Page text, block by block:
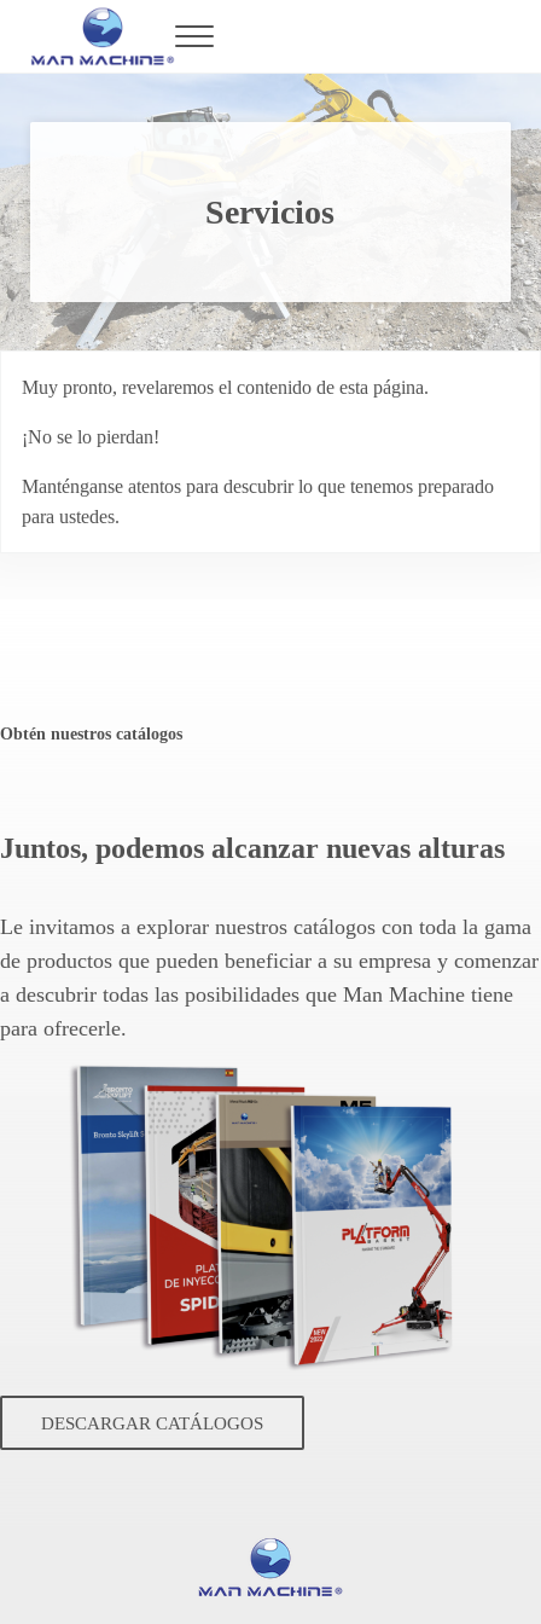
Saltar al contenido principal
Skip to header right navigation
Skip to after header navigation
Skip to site footer
Man Machine
Maquinaria de Alta Tecnología en México
Menu
Servicios
Muy pronto, revelaremos el contenido de esta página.
¡No se lo pierdan!
Manténganse atentos para descubrir lo que tenemos preparado
para ustedes.
Obtén nuestros catálogos
Juntos, podemos alcanzar nuevas alturas
Le invitamos a explorar nuestros catálogos con toda la gama
de productos que pueden beneficiar a su empresa y comenzar
a descubrir todas las posibilidades que Man Machine tiene
para ofrecerle.
DESCARGAR CATÁLOGOS